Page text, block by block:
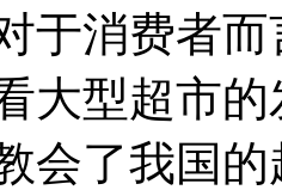
消费者而
型超市的
会了我国